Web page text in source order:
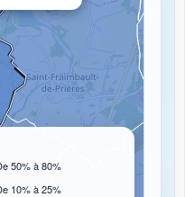
50% à 80%
10% à 25%